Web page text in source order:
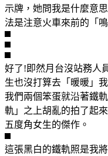
示牌，她問我是什麼意
法是注意火車來前的「
好了!即然月台沒站務人
生也沒打算去「暖暖」
我們兩個笨蛋就沿著鐵
軌」之上胡亂的拍了起
五度角女生的傑作。
這張黑白的鐵軌照是我